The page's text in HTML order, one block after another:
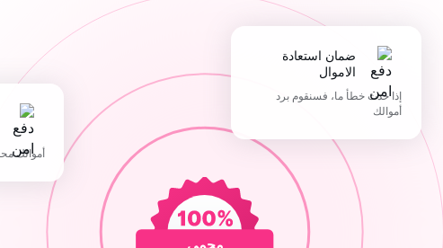
محمي
أموالك
ضمان استعادة
الاموال
إذا حدث خطأ ما، فسنقوم برد
أموالك